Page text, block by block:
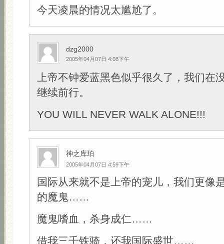
今天凌晨的情况太尴尬了。
dzg2000
2005年04月07日 4:08下午
上帝不钟爱蓝黑色似乎很久了，我们在
继续前行。
YOU WILL NEVER WALK ALONE!!!
神之库珀
2005年04月07日 4:59下午
国际从来就不是上帝的宠儿，我们更像
的魔鬼……
魔鬼嗜血，杀身成仁……
借我三千铁骑，还我国际盛世……